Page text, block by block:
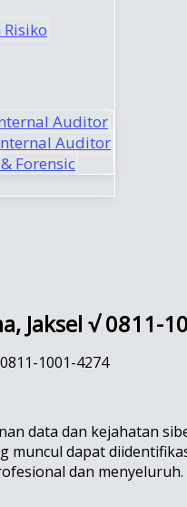
Auditor
Auditor
Forensic
Jaksel √ 0811-
1001-4274
data dan kejahatan
muncul dapat
dan menyeluruh.